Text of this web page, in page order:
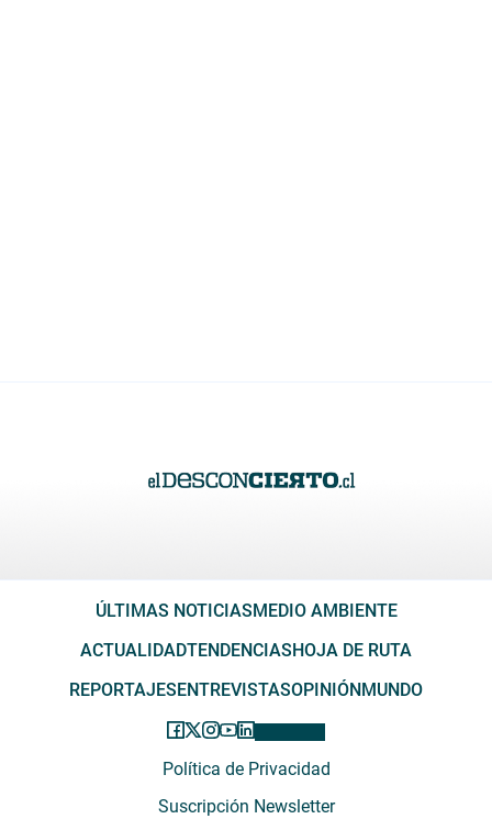
ÚLTIMAS NOTICIAS MEDIO AMBIENTE
ACTUALIDADTENDENCIAS HOJA DE RUTA
REPORTAJES ENTREVISTASOPINIÓN MUNDO
Política de Privacidad
Suscripción Newsletter